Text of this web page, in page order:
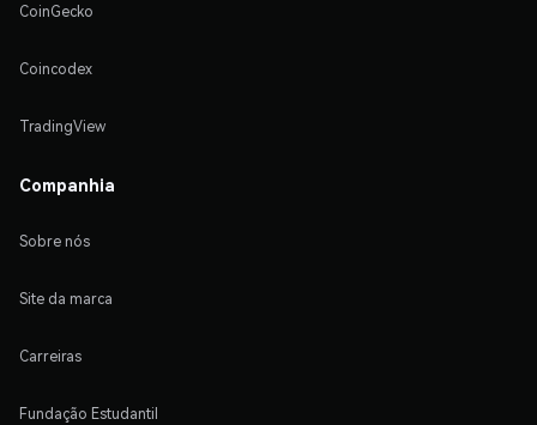
CoinGecko
Coincodex
TradingView
Companhia
Sobre nós
Site da marca
Carreiras
Fundação Estudantil